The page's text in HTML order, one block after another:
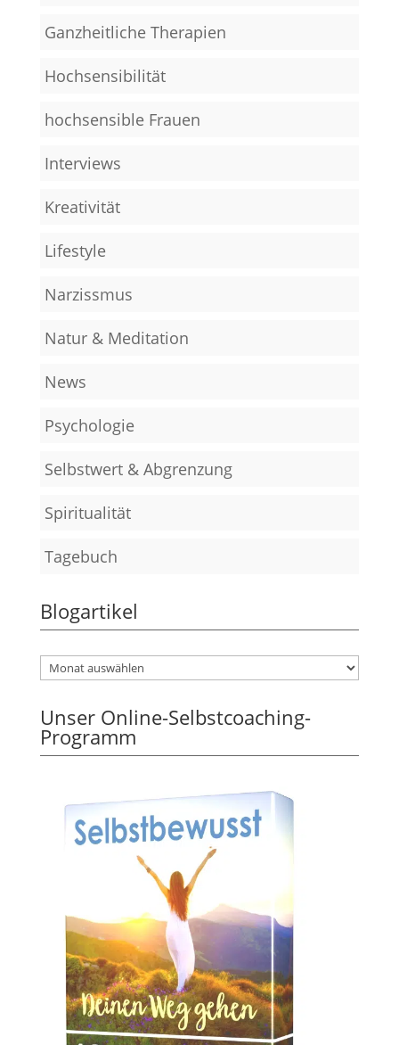
Ganzheitliche Therapien
Hochsensibilität
hochsensible Frauen
Interviews
Kreativität
Lifestyle
Narzissmus
Natur & Meditation
News
Psychologie
Selbstwert & Abgrenzung
Spiritualität
Tagebuch
Blogartikel
Unser Online-Selbstcoaching-
Programm